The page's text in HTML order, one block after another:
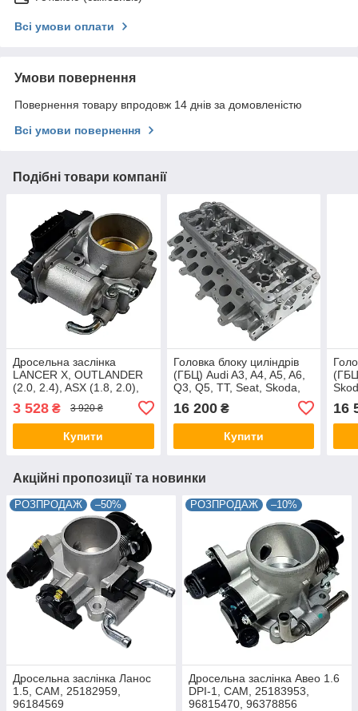
Всі умови оплати
Умови повернення
Повернення товару впродовж 14 днів за домовленістю
Всі умови повернення
Подібні товари компанії
Дросельна заслінка
LANCER X, OUTLANDER
(2.0, 2.4), ASX (1.8, 2.0),
3 528 ₴ 3 920 ₴
Купити
Головка блоку циліндрів
(ГБЦ) Audi A3, A4, A5, A6,
Q3, Q5, TT, Seat, Skoda,
VW CAM, 03L103265DX,
AMC 908725
16 200₴
Купити
16
Акційні пропозиції та новинки
РОЗПРОДАЖ –50%
Дросельна заслінка Ланос
1.5, CAM, 25182959,
96184569
РОЗПРОДАЖ –10%
Дросельна заслінка Авео 1.6
DPI-1, CAM, 25183953,
96815470, 96378856